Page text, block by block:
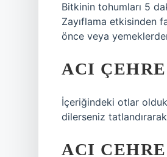
Bitkinin tohumları 5
Zayıflama etkisinden
önce veya
ACI
İçeriğindeki otlar
dilerseniz
ACI